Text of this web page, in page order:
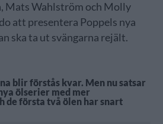
Mats Wahlström och Molly
att presentera Poppels nya
ska ta ut svängarna rejält.
blir förstås kvar. Men nu satsar
ölserier med mer
de första två ölen har snart